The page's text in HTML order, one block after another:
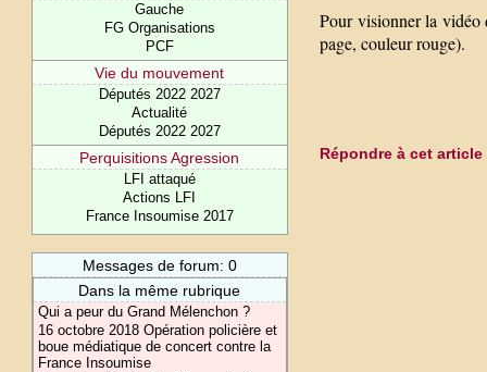
Gauche
FG Organisations
PCF
Vie du mouvement
Députés 2022 2027
Actualité
Députés 2022 2027
Perquisitions Agression
LFI attaqué
Actions LFI
France Insoumise 2017
Messages de forum: 0
Dans la même rubrique
Qui a peur du Grand Mélenchon ?
16 octobre 2018 Opération policière et
boue médiatique de concert contre la
France Insoumise
Pour visionner la vidéo
page, couleur rouge).
Répondre à cet article